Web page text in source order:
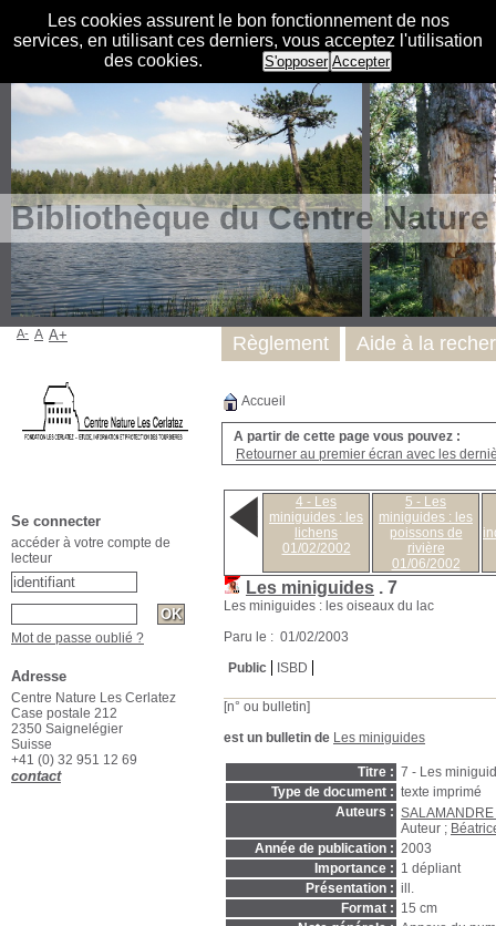
Les cookies assurent le bon fonctionnement de nos
services, en utilisant ces derniers, vous acceptez l'utilisation
des cookies.
S'opposer Accepter
Bibliothèque du Centre
Accueil
A partir de cette page vous pouvez :
Retourner au premier écran avec les
4 - Les
miniguides : les
lichens
01/02/2002
5 - Les
miniguides : les
poissons de
rivière
01/06/2002
Les miniguides . 7
Les miniguides : les oiseaux du lac
Paru le : 01/02/2003
Public
ISBD
[n° ou bulletin]
est un bulletin de Les miniguides
Titre : 7 - Les
Type de document : texte imprimé
Auteurs :
Auteur ;
Année de publication : 2003
Importance : 1 dépliant
Présentation : ill.
Format : 15 cm
Règlement Aide à la
A- A A+
Se connecter
accéder à votre compte de
lecteur
Mot de passe oublié ?
Adresse
Centre Nature Les Cerlatez
Case postale 212
2350 Saignelégier
Suisse
+41 (0) 32 951 12 69
contact